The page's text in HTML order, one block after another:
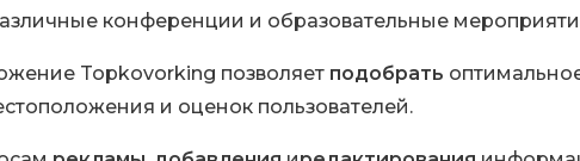
конференции и образовательные
Topkovorking позволяет подобрать
и оценок пользователей.